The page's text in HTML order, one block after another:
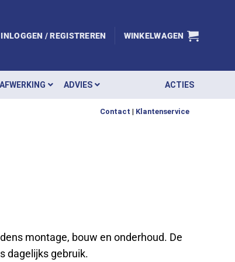
INLOGGEN / REGISTREREN WINKELWAGEN
ADVIES ACTIES
Contact | Klantenservice
montage, bouw en onderhoud. De
dagelijks gebruik.